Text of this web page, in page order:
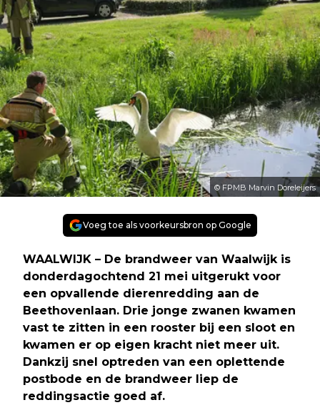
© FPMB Marvin Doreleijers
Voeg toe als voorkeursbron op Google
WAALWIJK – De brandweer van Waalwijk is
donderdagochtend 21 mei uitgerukt voor
een opvallende dierenredding aan de
Beethovenlaan. Drie jonge zwanen kwamen
vast te zitten in een rooster bij een sloot en
kwamen er op eigen kracht niet meer uit.
Dankzij snel optreden van een oplettende
postbode en de brandweer liep de
reddingsactie goed af.